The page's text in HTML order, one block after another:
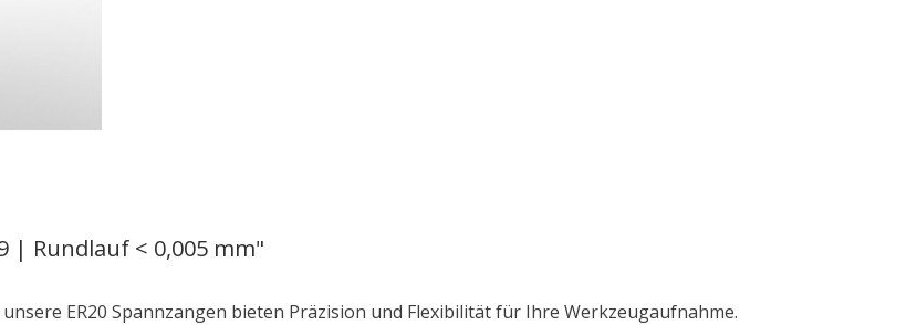
| Rundlauf < 0,005 mm"
unsere ER20 Spannzangen bieten Präzision und Flexibilität für Ihre Werkzeugaufnahme.